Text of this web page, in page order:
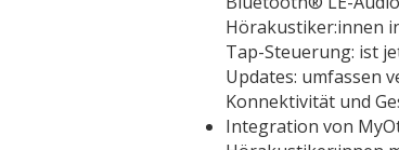
Hörakustiker:innen
Tap-Steuerung: ist
Updates: umfassen
Konnektivität und
Integration von